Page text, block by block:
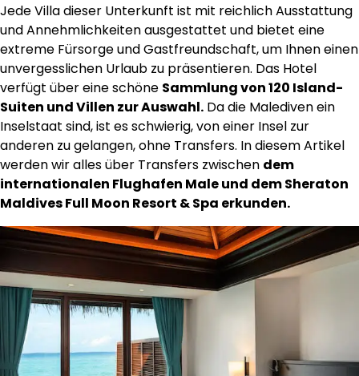
Jede Villa dieser Unterkunft ist mit reichlich Ausstattung
und Annehmlichkeiten ausgestattet und bietet eine
extreme Fürsorge und Gastfreundschaft, um Ihnen einen
unvergesslichen Urlaub zu präsentieren. Das Hotel
verfügt über eine schöne Sammlung von 120 Island-
Suiten und Villen zur Auswahl. Da die Malediven ein
Inselstaat sind, ist es schwierig, von einer Insel zur
anderen zu gelangen, ohne Transfers. In diesem Artikel
werden wir alles über Transfers zwischen dem
internationalen Flughafen Male und dem Sheraton
Maldives Full Moon Resort & Spa erkunden.